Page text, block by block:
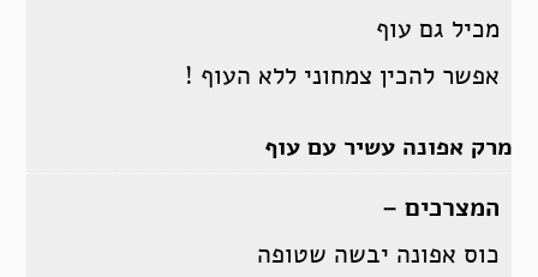
מכיל גם עוף
אפשר להכין צמחוני ללא העוף !
מרק אפונה עשיר עם עוף
המצרכים –
כוס אפונה יבשה שטופה